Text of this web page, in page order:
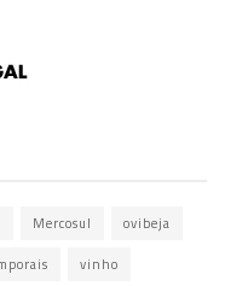
Mercosul ovibeja
vinho